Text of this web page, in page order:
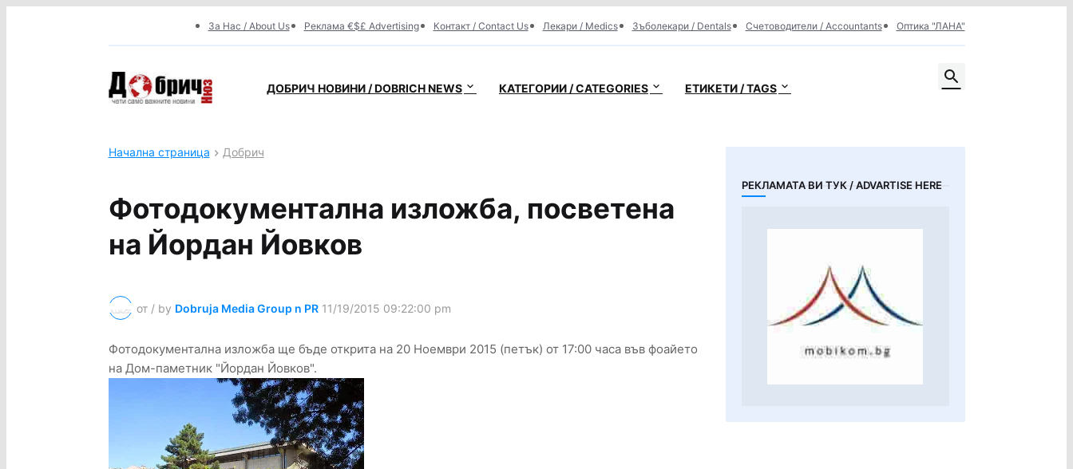
За Нас / About Us Реклама €$£ Advertising Контакт / Contact Us Лекари / Medics Зъболекари / Dentals Счетоводители / Accountants Оптика "ЛАНА"
ДОБРИЧ НОВИНИ / DOBRICH NEWS КАТЕГОРИИ / CATEGORIES ЕТИКЕТИ / TAGS
Начална страница Добрич
Фотодокументална изложба, посветена
на Йордан Йовков
от / by Dobruja Media Group n PR 11/19/2015 09:22:00 pm
Фотодокументална изложба ще бъде открита на 20 Ноември 2015 (петък) от 17:00 часа във фоайето
на Дом-паметник "Йордан Йовков".
РЕКЛАМАТА ВИ ТУК / ADVARTISE HERE